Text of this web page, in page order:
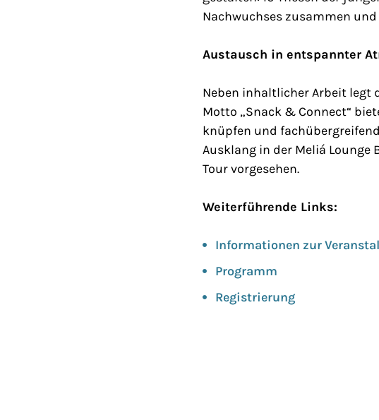
Nachwuchses zusammen
Austausch in entspannter
Neben inhaltlicher Arbeit legt
Motto „Snack & Connect“
knüpfen und
Ausklang in der Meliá Lounge
Tour vorgesehen.
Weiterführende Links:
Informationen zur
Programm
Registrierung